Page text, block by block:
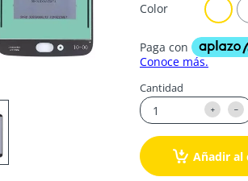
Color
Cantidad
Añadir al